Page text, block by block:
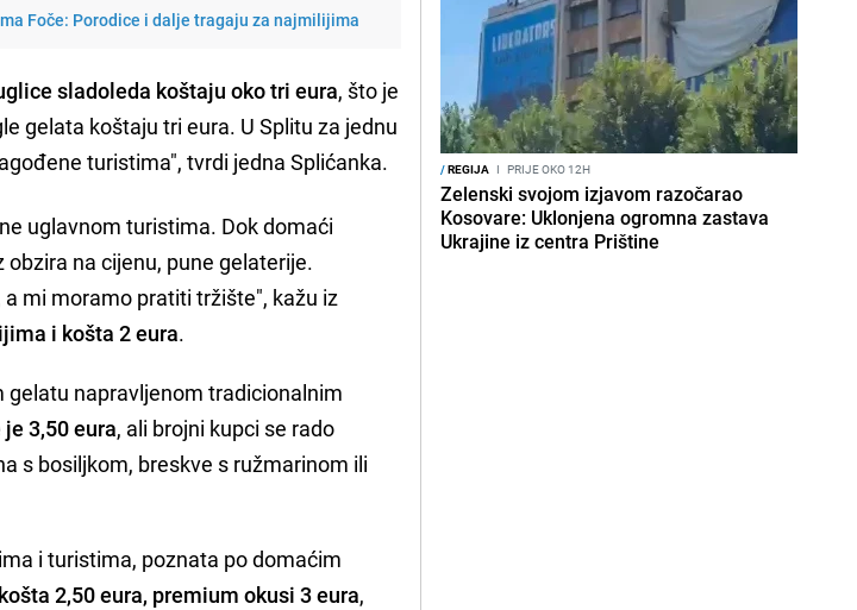
Foče: Porodice i dalje tragaju za najmilijima
sladoleda koštaju oko tri eura, što je
gelata koštaju tri eura. U Splitu za jednu
turistima", tvrdi jedna Splićanka.
uglavnom turistima. Dok domaći
na cijenu, pune gelaterije.
mi moramo pratiti tržište", kažu iz
i košta 2 eura.
gelatu napravljenom tradicionalnim
3,50 eura, ali brojni kupci se rado
s bosiljkom, breskve s ružmarinom ili
i turistima, poznata po domaćim
2,50 eura, premium okusi 3 eura,
/REGIJA I PRIJE OKO 12H
Zelenski svojom izjavom razočarao
Kosovare: Uklonjena ogromna zastava
Ukrajine iz centra Prištine